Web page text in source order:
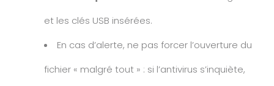
et les clés USB insérées.
En cas d’alerte, ne pas forcer l’ouverture du
fichier « malgré tout » : si l’antivirus s’inquiète,